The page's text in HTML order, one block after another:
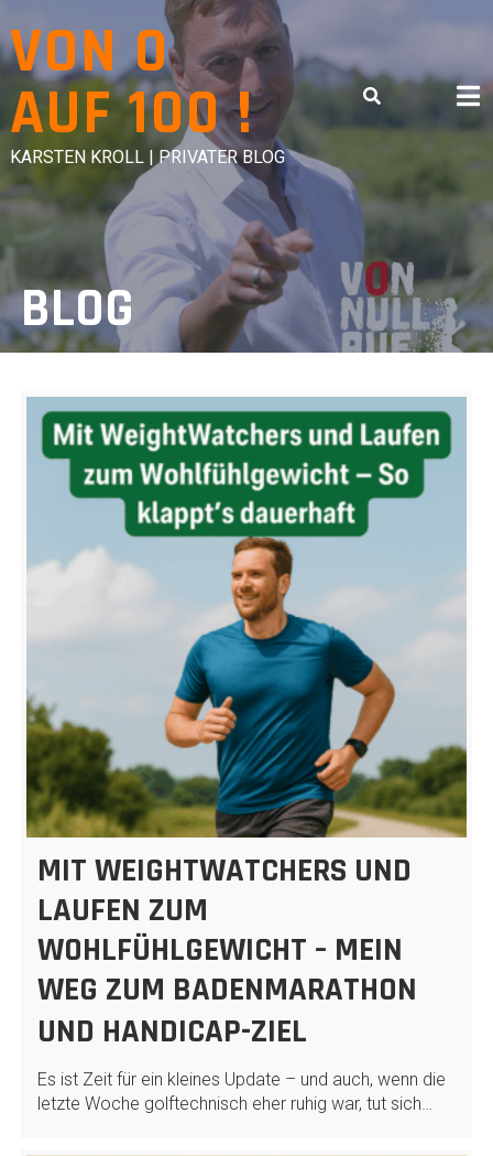
to
content
VON 0
AUF 100 !
KARSTEN KROLL | PRIVATER BLOG
BLOG
MIT WEIGHTWATCHERS UND
LAUFEN ZUM
WOHLFÜHLGEWICHT – MEIN
WEG ZUM BADENMARATHON
UND HANDICAP-ZIEL
Es ist Zeit für ein kleines Update – und auch, wenn die
letzte Woche golftechnisch eher ruhig war, tut sich…